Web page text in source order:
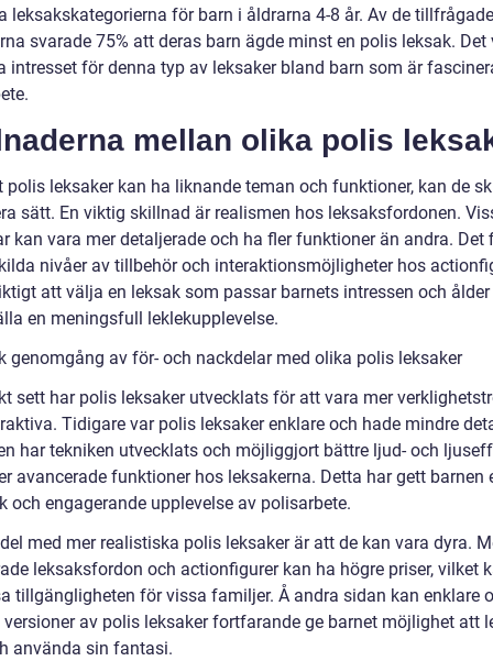
leksakskategorierna för barn i åldrarna 4-8 år. Av de tillfrågade
svarade 75% att deras barn ägde minst en polis leksak. Det
intresset för denna typ av leksaker bland barn som är
mellan olika polis
polis leksaker kan ha liknande teman och funktioner, kan de
sätt. En viktig skillnad är realismen hos leksaksfordonen.
kan vara mer detaljerade och ha fler funktioner än andra. Det
nivåer av tillbehör och interaktionsmöjligheter hos
att välja en leksak som passar barnets intressen och
en meningsfull leklekupplevelse.
genomgång av för- och nackdelar med olika polis leksaker
sett har polis leksaker utvecklats för att vara mer
Tidigare var polis leksaker enklare och hade mindre
har tekniken utvecklats och möjliggjort bättre ljud- och
avancerade funktioner hos leksakerna. Detta har gett barnen
och engagerande upplevelse av polisarbete.
med mer realistiska polis leksaker är att de kan vara dyra.
leksaksfordon och actionfigurer kan ha högre priser, vilket
tillgängligheten för vissa familjer. Å andra sidan kan enklare
av polis leksaker fortfarande ge barnet möjlighet att
använda sin fantasi.